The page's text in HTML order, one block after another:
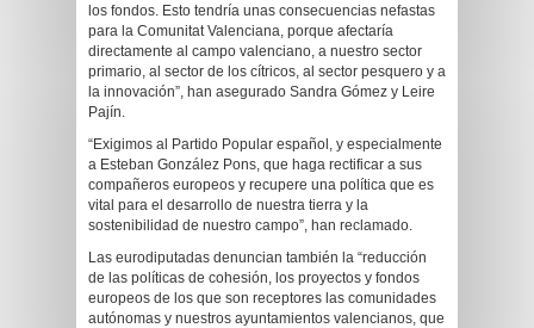
los fondos. Esto tendría unas consecuencias nefastas
para la Comunitat Valenciana, porque afectaría
directamente al campo valenciano, a nuestro sector
primario, al sector de los cítricos, al sector pesquero y a
la innovación”, han asegurado Sandra Gómez y Leire
Pajín.
“Exigimos al Partido Popular español, y especialmente
a Esteban González Pons, que haga rectificar a sus
compañeros europeos y recupere una política que es
vital para el desarrollo de nuestra tierra y la
sostenibilidad de nuestro campo”, han reclamado.
Las eurodiputadas denuncian también la “reducción
de las políticas de cohesión, los proyectos y fondos
europeos de los que son receptores las comunidades
autónomas y nuestros ayuntamientos valencianos, que